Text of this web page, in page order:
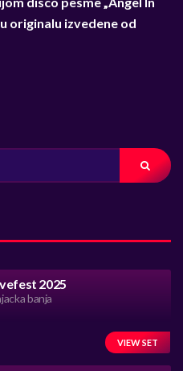
originalu izvedene od
2025
banja
VIEW SET